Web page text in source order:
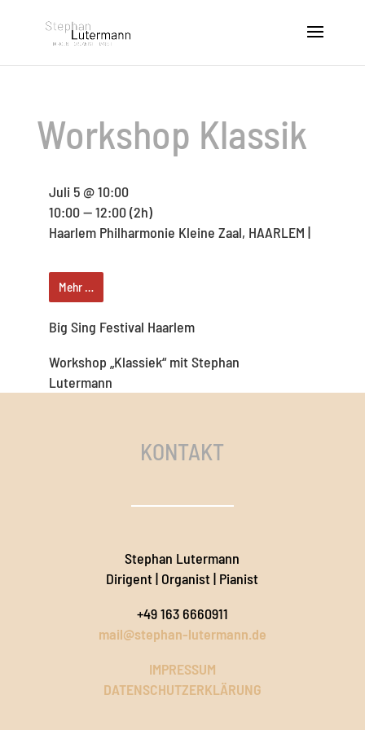
Workshop Klassik
Big Sing Festival Haarlem
Workshop „Klassiek“ mit Stephan
Lutermann
Juli 5 @ 10:00
10:00 — 12:00(2h)
Haarlem Philharmonie Kleine Zaal, HAARLEM |
Mehr …
KONTAKT
Stephan Lutermann
Dirigent | Organist | Pianist
‭+49 163 6660911‬
mail@stephan-lutermann.de
IMPRESSUM
DATENSCHUTZERKLÄRUNG